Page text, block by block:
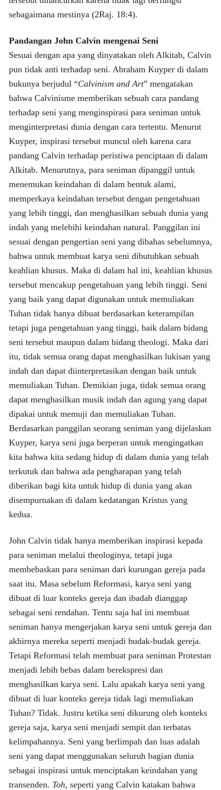
sebagaimana mestinya (2Raj. 18:4).
Pandangan John Calvin mengenai Seni
Sesuai dengan apa yang dinyatakan oleh Alkitab, Calvin
pun tidak anti terhadap seni. Abraham Kuyper di dalam
bukunya berjudul “Calvinism and Art” mengatakan
bahwa Calvinisme memberikan sebuah cara pandang
terhadap seni yang menginspirasi para seniman untuk
menginterpretasi dunia dengan cara tertentu. Menurut
Kuyper, inspirasi tersebut muncul oleh karena cara
pandang Calvin terhadap peristiwa penciptaan di dalam
Alkitab. Menurutnya, para seniman dipanggil untuk
menemukan keindahan di dalam bentuk alami,
memperkaya keindahan tersebut dengan pengetahuan
yang lebih tinggi, dan menghasilkan sebuah dunia yang
indah yang melebihi keindahan natural. Panggilan ini
sesuai dengan pengertian seni yang dibahas sebelumnya,
bahwa untuk membuat karya seni dibutuhkan sebuah
keahlian khusus. Maka di dalam hal ini, keahlian khusus
tersebut mencakup pengetahuan yang lebih tinggi. Seni
yang baik yang dapat digunakan untuk memuliakan
Tuhan tidak hanya dibuat berdasarkan keterampilan
tetapi juga pengetahuan yang tinggi, baik dalam bidang
seni tersebut maupun dalam bidang theologi. Maka dari
itu, tidak semua orang dapat menghasilkan lukisan yang
indah dan dapat diinterpretasikan dengan baik untuk
memuliakan Tuhan. Demikian juga, tidak semua orang
dapat menghasilkan musik indah dan agung yang dapat
dipakai untuk memuji dan memuliakan Tuhan.
Berdasarkan panggilan seorang seniman yang dijelaskan
Kuyper, karya seni juga berperan untuk mengingatkan
kita bahwa kita sedang hidup di dalam dunia yang telah
terkutuk dan bahwa ada pengharapan yang telah
diberikan bagi kita untuk hidup di dunia yang akan
disempurnakan di dalam kedatangan Kristus yang
kedua.
John Calvin tidak hanya memberikan inspirasi kepada
para seniman melalui theologinya, tetapi juga
membebaskan para seniman dari kurungan gereja pada
saat itu. Masa sebelum Reformasi, karya seni yang
dibuat di luar konteks gereja dan ibadah dianggap
sebagai seni rendahan. Tentu saja hal ini membuat
seniman hanya mengerjakan karya seni untuk gereja dan
akhirnya mereka seperti menjadi budak-budak gereja.
Tetapi Reformasi telah membuat para seniman Protestan
menjadi lebih bebas dalam berekspresi dan
menghasilkan karya seni. Lalu apakah karya seni yang
dibuat di luar konteks gereja tidak lagi memuliakan
Tuhan? Tidak. Justru ketika seni dikurung oleh konteks
gereja saja, karya seni menjadi sempit dan terbatas
kelimpahannya. Seni yang berlimpah dan luas adalah
seni yang dapat menggunakan seluruh bagian dunia
sebagai inspirasi untuk menciptakan keindahan yang
transenden. Toh, seperti yang Calvin katakan bahwa